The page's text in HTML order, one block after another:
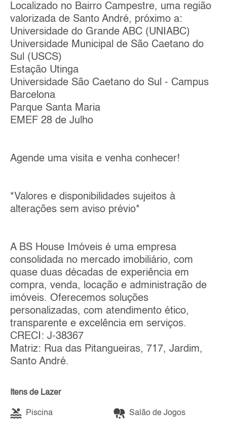
Localizado no Bairro Campestre, uma região
valorizada de Santo André, próximo a:
Universidade do Grande ABC (UNIABC)
Universidade Municipal de São Caetano do
Sul (USCS)
Estação Utinga
Universidade São Caetano do Sul - Campus
Barcelona
Parque Santa Maria
EMEF 28 de Julho
Agende uma visita e venha conhecer!
*Valores e disponibilidades sujeitos à
alterações sem aviso prévio*
A BS House Imóveis é uma empresa
consolidada no mercado imobiliário, com
quase duas décadas de experiência em
compra, venda, locação e administração de
imóveis. Oferecemos soluções
personalizadas, com atendimento ético,
transparente e excelência em serviços.
CRECI: J-38367
Matriz: Rua das Pitangueiras, 717, Jardim,
Santo André.
Itens de Lazer
Piscina Salão de Jogos